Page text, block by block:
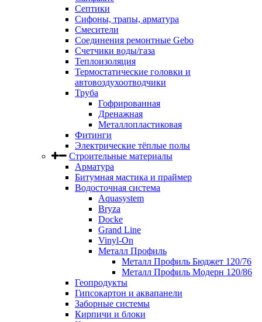
Септики
Сифоны, трапы, арматура
Смесители
Соединения ремонтные Gebo
Счетчики воды/газа
Теплоизоляция
Термостатические головки и
автовоздухоотводчики
Труба
Гофрированная
Дренажная
Металлопластиковая
Фитинги
Электрические тёплые полы
Строительные материалы
Арматура
Битумная мастика и праймер
Водосточная система
Aquasystem
Bryza
Docke
Grand Line
Vinyl-On
Металл Профиль
Металл Профиль Бюджет 120/76
Металл Профиль Модерн 120/86
Геопродукты
Гипсокартон и аквапанели
Заборные системы
Кирпичи и блоки